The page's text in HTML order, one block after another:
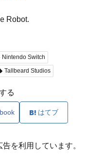
Robot.
Nintendo Switch
Tallbeard Studios
る
はてブ
を利用しています。